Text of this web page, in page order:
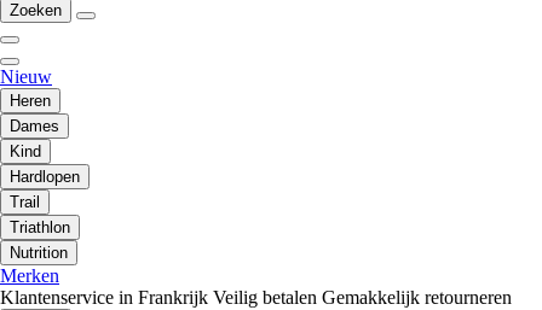
Zoeken
Nieuw
Heren
Dames
Kind
Hardlopen
Trail
Triathlon
Nutrition
Merken
Klantenservice in Frankrijk Veilig betalen Gemakkelijk retourneren